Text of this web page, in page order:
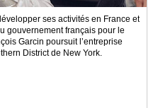
ses activités en France et
gouvernement français pour le
Garcin poursuit l’entreprise
District de New York.